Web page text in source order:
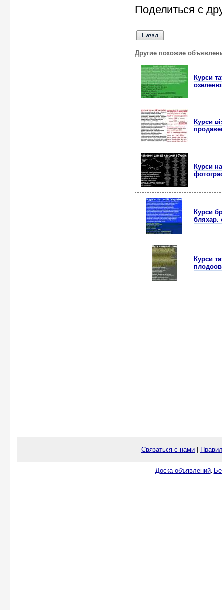
Поделиться с
Другие похожие
Курси
Курси
Курси
Курси
бляхар.
Курси
Связаться с нами
Доска объявлений.